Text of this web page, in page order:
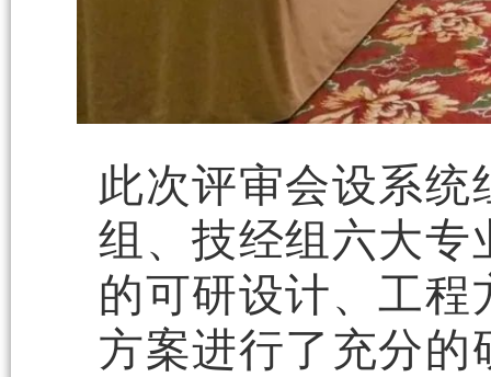
此次评审会设系
组、技经组六大专
的可研设计、工
方案进行了充分的